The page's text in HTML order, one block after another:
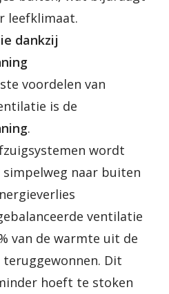
leefklimaat.
dankzij
voordelen van
is de
.
wordt
naar buiten
ventilatie
van de warmte uit de
Dit
hoeft te stoken